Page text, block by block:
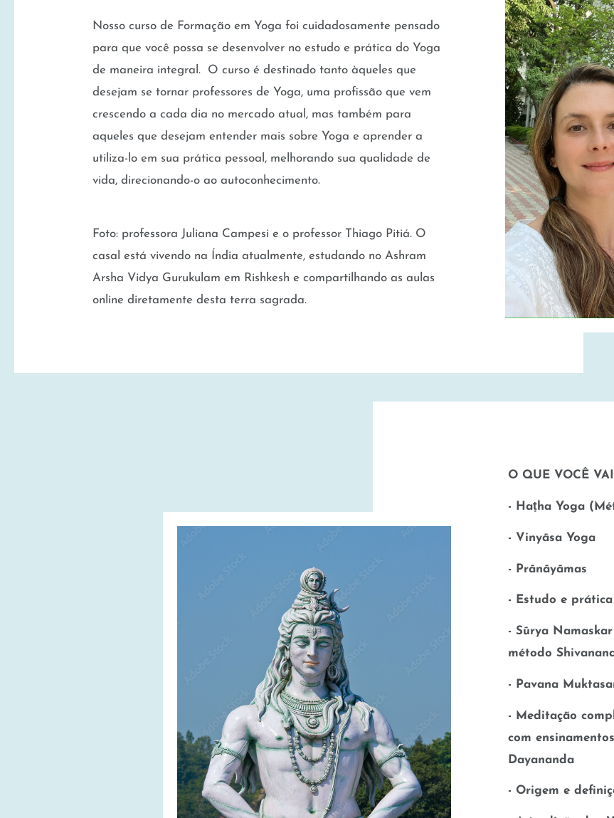
Nosso curso de Formação em Yoga foi cuidadosamente pensado
para que você possa se desenvolver no estudo e prática do Yoga
de maneira integral. O curso é destinado tanto àqueles que
desejam se tornar professores de Yoga, uma profissão que vem
crescendo a cada dia no mercado atual, mas também para
aqueles que desejam entender mais sobre Yoga e aprender a
utiliza-lo em sua prática pessoal, melhorando sua qualidade de
vida, direcionando-o ao autoconhecimento.
Foto: professora Juliana Campesi e o professor Thiago Pitiá. O
casal está vivendo na Índia atualmente, estudando no Ashram
Arsha Vidya Gurukulam em Rishkesh e compartilhando as aulas
online diretamente desta terra sagrada.
O QUE VOCÊ
- Haṭha Yoga
- Vinyāsa Yoga
- Prānāyāmas
- Estudo e
- Sūrya
método
- Pavana
- Meditação
com
Dayananda
- Origem e